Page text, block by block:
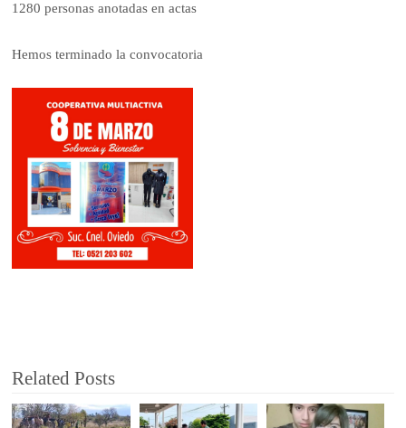
1280 personas anotadas en actas
Hemos terminado la convocatoria
Related Posts